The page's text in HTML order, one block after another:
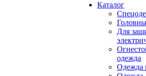
Каталог
Для
одежда
Одежда